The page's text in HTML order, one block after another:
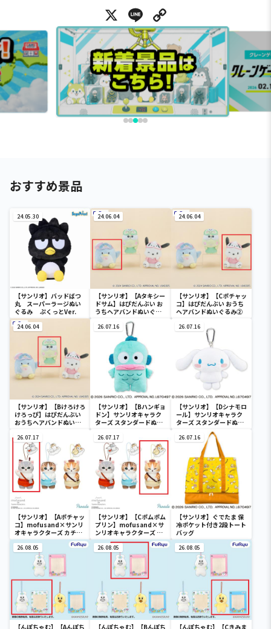
X Line
おすすめ景品
24.05.30
【サンリオ】バッドばつ
丸 スーパーラージぬい
ぐるみ ぷくっとVer.
24.06.04
【サンリオ】【Aタキシー
ドサム】はぴだんぶい お
うちヘアバンドぬいぐる
24.06.04
【サンリオ】【Cポチャッ
コ】はぴだんぶい おうち
ヘアバンドぬいぐるみ②
24.06.04
【サンリオ】【Bけろけろ
けろっぴ】はぴだんぶい
おうちヘアバンドぬいぐ
26.07.16
【サンリオ】【Bハンギョ
ドン】サンリオキャラク
ターズ スタンダードぬい
ース
26.07.16
【サンリオ】【Dシナモロ
ール】サンリオキャラク
ターズ スタンダードぬい
ぐるみリール付きパスケ
ース
26.07.17
【サンリオ】【Aポチャッ
コ】mofusand×サンリ
オキャラクターズ カチュ
ーシャマスコット②
26.07.17
【サンリオ】【Cポムポム
プリン】mofusand×サ
ンリオキャラクターズ カ
チューシャマスコット②
26.07.16
【サンリオ】ぐでたま 保
冷ポケット付き2段トート
バッグ
26.08.05
【んぽちゃむ】【Aんぽち
26.08.05
【んぽちゃむ】【Bんぽち
26.08.05
【んぽちゃむ】【Cきみま